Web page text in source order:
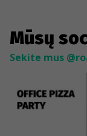
Mūsų
Sekite mus